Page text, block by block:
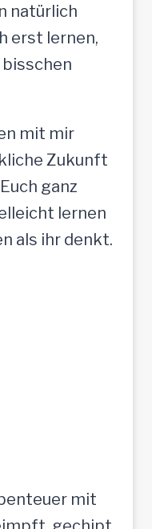
natürlich
erst lernen,
mit mir
Zukunft
ganz
lernen
als ihr denkt.
mit